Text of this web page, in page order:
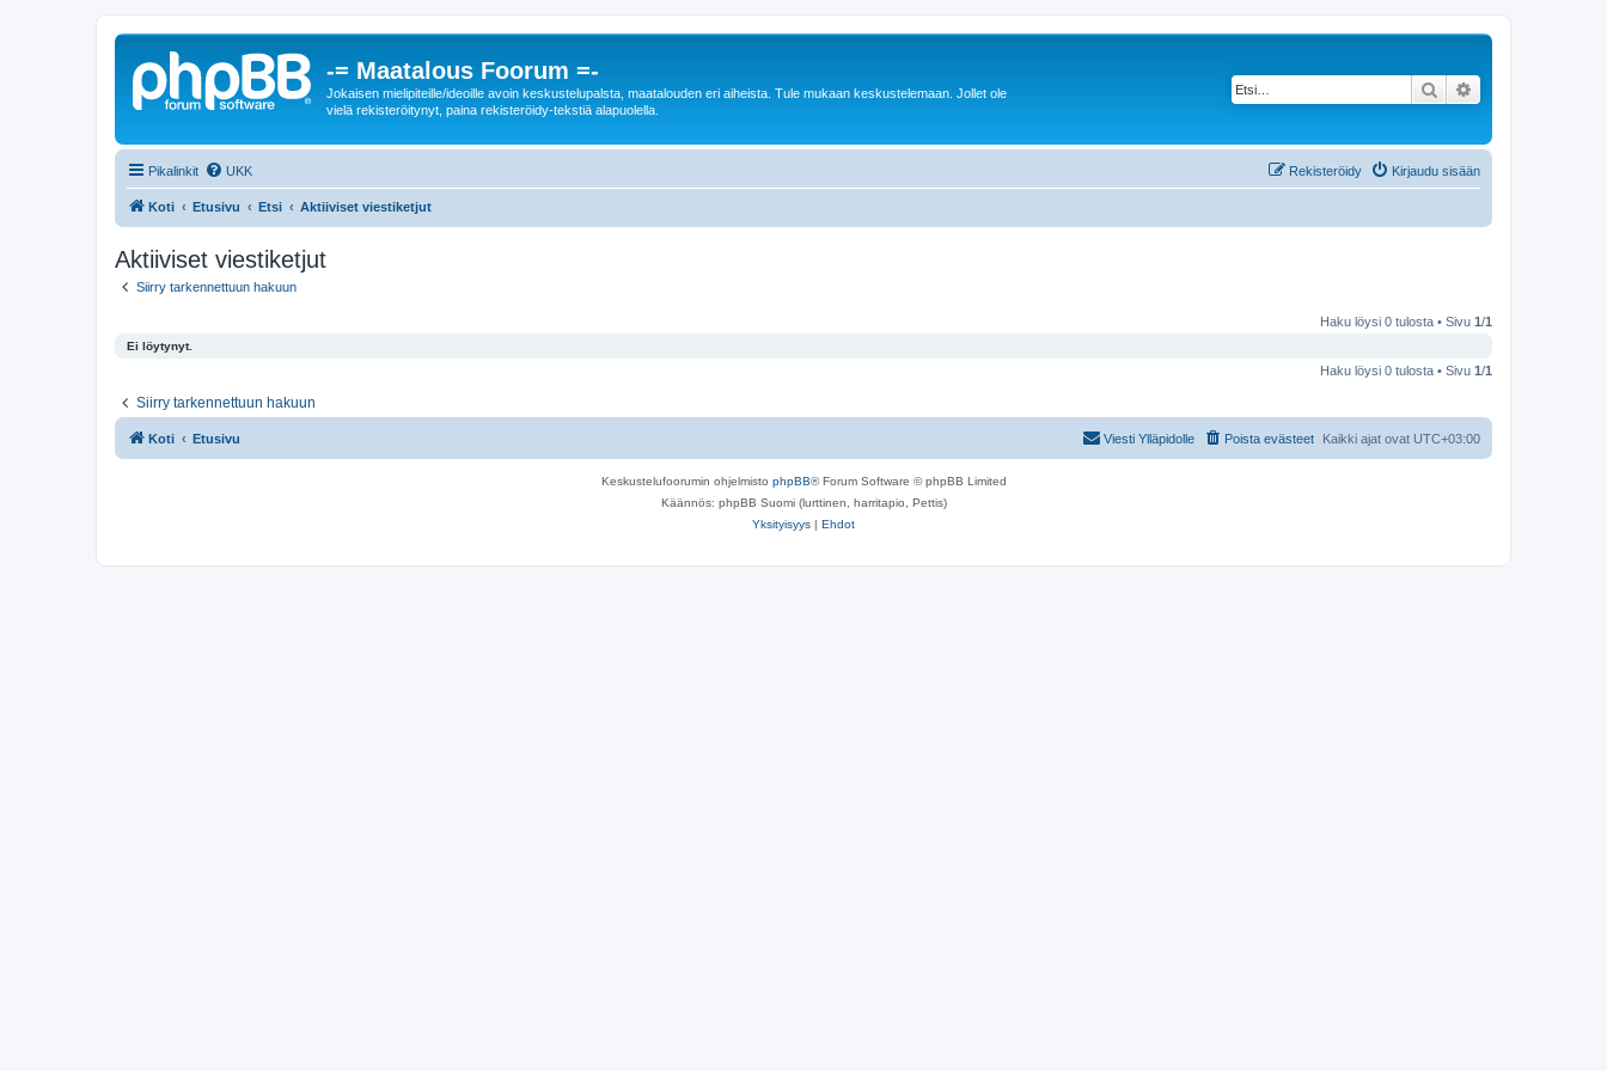
-= Maatalous Foorum =-
Jokaisen mielipiteille/ideoille avoin keskustelupalsta, maatalouden eri aiheista. Tule mukaan keskustelemaan. Jollet ole
vielä rekisteröitynyt, paina rekisteröidy-tekstiä alapuolella.
Etsi
Pikalinkit UKK Kirjaudu sisään
Rekisteröidy
Koti Etusivu Etsi Aktiiviset viestiketjut
Aktiiviset viestiketjut
Siirry tarkennettuun hakuun
Haku löysi 0 tulosta • Sivu 1/1
Ei löytynyt.
Haku löysi 0 tulosta • Sivu 1/1
Siirry tarkennettuun hakuun
Koti Etusivu Kaikki ajat ovat UTC+03:00
Poista evästeet
Viesti Ylläpidolle
Keskustelufoorumin ohjelmisto phpBB® Forum Software © phpBB Limited
Käännös: phpBB Suomi (lurttinen, harritapio, Pettis)
Yksityisyys | Ehdot